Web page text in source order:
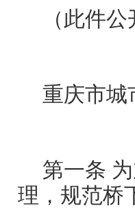
（此件公
重庆市城
第一条
理，规范桥